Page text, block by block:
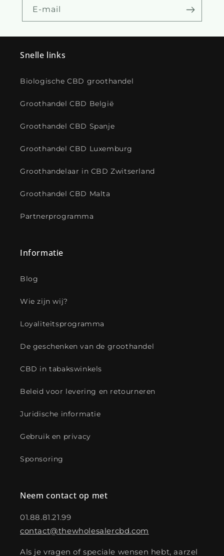
E-mail
Snelle links
Biologische CBD groothandel
Groothandel CBD België
Groothandel CBD Spanje
Groothandel CBD Luxemburg
Groothandelaar in CBD Zwitserland
Groothandel CBD Malta
Partnerprogramma
Informatie
Blog
Wie zijn wij?
Loyaliteitsprogramma
De geschenken van de groothandel
CBD in tabakswinkels
Beleid voor levering en retourneren
Juridische informatie
Gebruik en privacy
Sponsoring
Neem contact op met
01.88.81.21.99
contact@thewholesalercbd.com
Als je vragen of speciale wensen hebt, aarzel